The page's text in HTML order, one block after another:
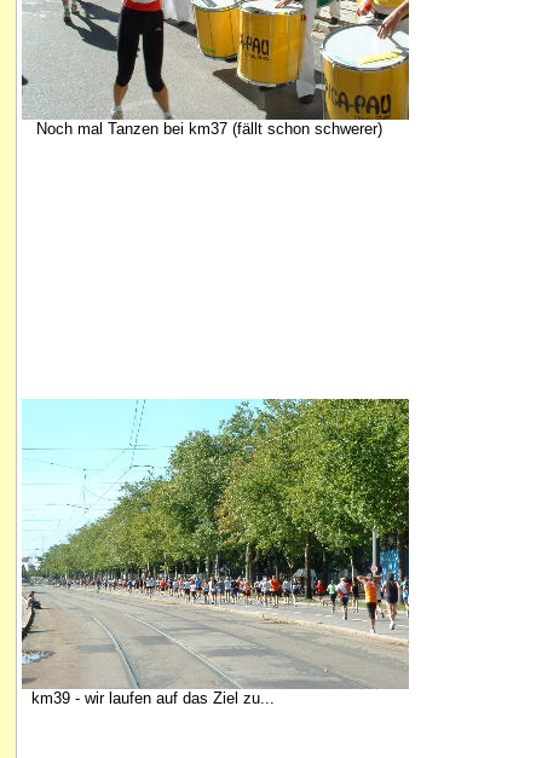
Noch mal Tanzen bei km37 (fällt schon schwerer)
km39 - wir laufen auf das Ziel zu...